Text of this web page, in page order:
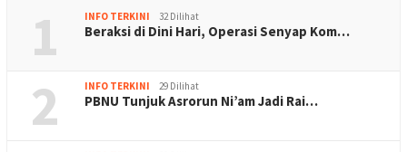
1 INFO TERKINI 32 Dilihat
Beraksi di Dini Hari, Operasi Senyap Kom…
2 INFO TERKINI 29 Dilihat
PBNU Tunjuk Asrorun Ni’am Jadi Rai…